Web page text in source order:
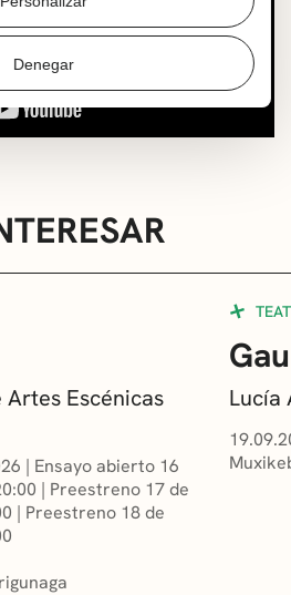
Denegar
Artes Escénicas
| Ensayo abierto 16
| Preestreno 17 de
| Preestreno 18 de
Lucía